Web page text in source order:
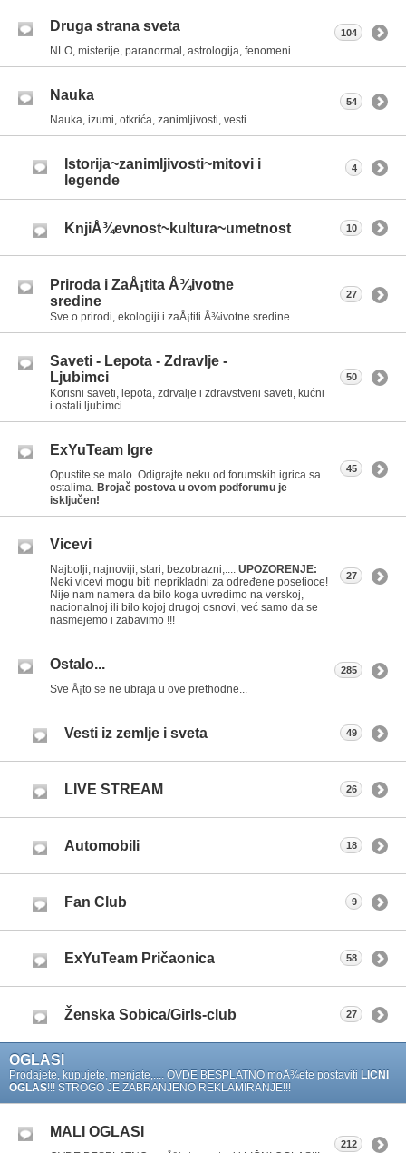
Druga strana sveta
NLO, misterije, paranormal, astrologija, fenomeni...
104
Nauka
Nauka, izumi, otkrića, zanimljivosti, vesti...
54
Istorija~zanimljivosti~mitovi i
legende
4
KnjiÅ¾evnost~kultura~umetnost 10
Priroda i ZaÅ¡tita Å¾ivotne
sredine
Sve o prirodi, ekologiji i zaÅ¡titi Å¾ivotne sredine...
27
Saveti - Lepota - Zdravlje -
Ljubimci
Korisni saveti, lepota, zdrvalje i zdravstveni saveti, kućni
i ostali ljubimci...
50
ExYuTeam Igre
Opustite se malo. Odigrajte neku od forumskih igrica sa
ostalima. Brojač postova u ovom podforumu je
isključen!
45
Vicevi
Najbolji, najnoviji, stari, bezobrazni,.... UPOZORENJE:
Neki vicevi mogu biti neprikladni za određene posetioce!
Nije nam namera da bilo koga uvredimo na verskoj,
nacionalnoj ili bilo kojoj drugoj osnovi, već samo da se
nasmejemo i zabavimo !!!
27
Ostalo...
Sve Å¡to se ne ubraja u ove prethodne...
285
Vesti iz zemlje i sveta 49
LIVE STREAM 26
Automobili 18
Fan Club 9
ExYuTeam Pričaonica 58
Ženska Sobica/Girls-club 27
OGLASI
Prodajete, kupujete, menjate,.... OVDE BESPLATNO moÅ¾ete postaviti LIČNI
OGLAS!!! STROGO JE ZABRANJENO REKLAMIRANJE!!!
MALI OGLASI
212